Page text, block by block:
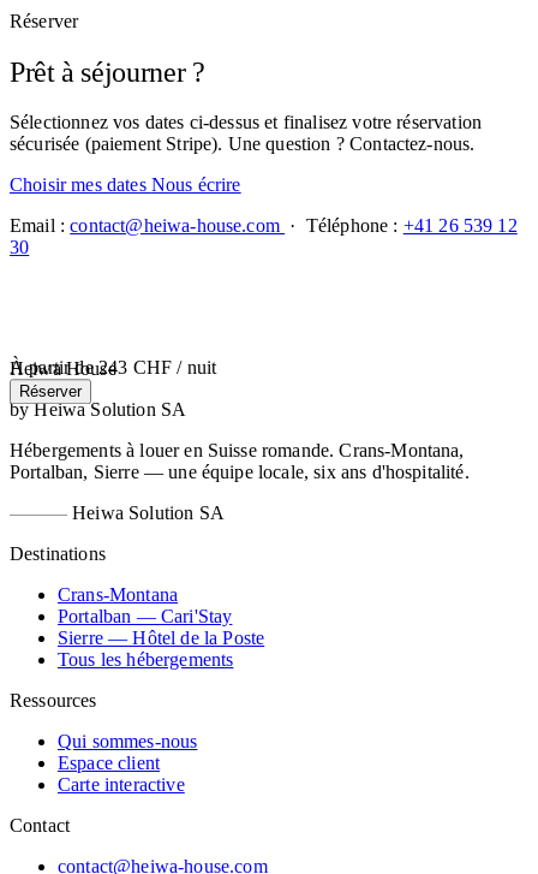
Réserver
Prêt à séjourner ?
Sélectionnez vos dates ci-dessus et finalisez votre réservation
sécurisée (paiement Stripe). Une question ? Contactez-nous.
Choisir mes dates Nous écrire
Email :contact@heiwa-house.com · Téléphone : +41 26 539 12
30
À partir de 243 CHF / nuit
Réserver
Heiwa House
by Heiwa Solution SA
Hébergements à louer en Suisse romande. Crans-Montana,
Portalban, Sierre — une équipe locale, six ans d'hospitalité.
Heiwa Solution SA
Destinations
Crans-Montana
Portalban — Cari'Stay
Sierre — Hôtel de la Poste
Tous les hébergements
Ressources
Qui sommes-nous
Espace client
Carte interactive
Contact
contact@heiwa-house.com